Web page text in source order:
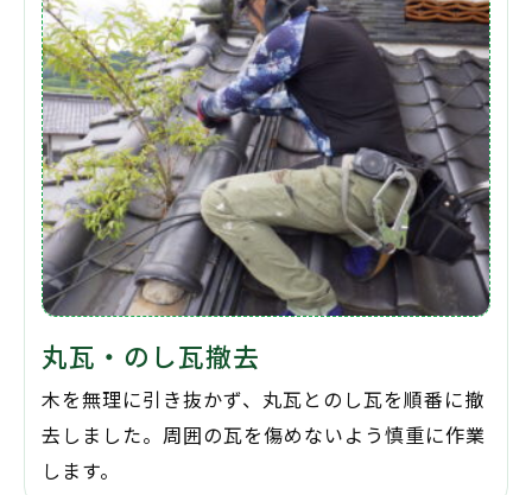
丸瓦・のし瓦撤去
木を無理に引き抜かず、丸瓦とのし瓦を順番に撤
去しました。周囲の瓦を傷めないよう慎重に作業
します。